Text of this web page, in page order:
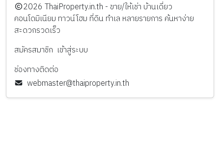
️2026 ThaiProperty.in.th - ขาย/ให้เช่า บ้านเดี่ยว
คอนโดมิเนียม ทาวน์โฮม ที่ดิน ทำเล หลายรายการ ค้นหาง่าย
สะดวกรวดเร็ว
สมัครสมาชิก เข้าสู่ระบบ
ช่องทางติดต่อ
webmaster@thaiproperty.in.th